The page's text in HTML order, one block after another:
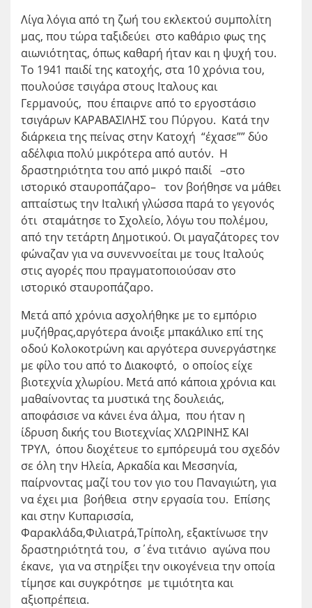
Λίγα λόγια από τη ζωή του εκλεκτού συμπολίτη
μας, που τώρα ταξιδεύει στο καθάριο φως της
αιωνιότητας, όπως καθαρή ήταν και η ψυχή του.
Το 1941 παιδί της κατοχής, στα 10 χρόνια του,
πουλούσε τσιγάρα στους Ιταλους και
Γερμανούς, που έπαιρνε από το εργοστάσιο
τσιγάρων ΚΑΡΑΒΑΣΙΛΗΣ του Πύργου. Κατά την
διάρκεια της πείνας στην Κατοχή “έχασε”” δύο
αδέλφια πολύ μικρότερα από αυτόν. Η
δραστηριότητα του από μικρό παιδί –στο
ιστορικό σταυροπάζαρο– τον βοήθησε να μάθει
απταίστως την Ιταλική γλώσσα παρά το γεγονός
ότι σταμάτησε το Σχολείο, λόγω του πολέμου,
από την τετάρτη Δημοτικού. Οι μαγαζάτορες τον
φώναζαν για να συνεννοείται με τους Ιταλούς
στις αγορές που πραγματοποιούσαν στο
ιστορικό σταυροπάζαρο.
Μετά από χρόνια ασχολήθηκε με το εμπόριο
μυζήθρας,αργότερα άνοιξε μπακάλικο επί της
οδού Κολοκοτρώνη και αργότερα συνεργάστηκε
με φίλο του από το Διακοφτό, ο οποίος είχε
βιοτεχνία χλωρίου. Μετά από κάποια χρόνια και
μαθαίνοντας τα μυστικά της δουλειάς,
αποφάσισε να κάνει ένα άλμα, που ήταν η
ίδρυση δικής του Βιοτεχνίας ΧΛΩΡΙΝΗΣ ΚΑΙ
ΤΡΥΛ, όπου διοχέτευε το εμπόρευμά του σχεδόν
σε όλη την Ηλεία, Αρκαδία και Μεσσηνία,
παίρνοντας μαζί του τον γιο του Παναγιώτη, για
να έχει μια βοήθεια στην εργασία του. Επίσης
και στην Κυπαρισσία,
Φαρακλάδα,Φιλιατρά,Τρίπολη, εξακτίνωσε την
δραστηριότητά του, σ΄ένα τιτάνιο αγώνα που
έκανε, για να στηρίξει την οικογένεια την οποία
τίμησε και συγκρότησε με τιμιότητα και
αξιοπρέπεια.